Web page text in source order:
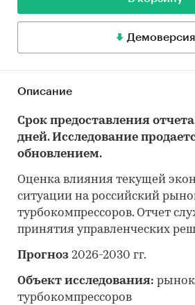
Демоверсия
Описание
Срок предоставления
дней. Исследование
обновлением.
Оценка влияния текущей
ситуации на российский
турбокомпрессоров. Отчет
принятия управленческих
Прогноз 2026-2030 гг.
Объект исследования: рынок
турбокомпрессоров